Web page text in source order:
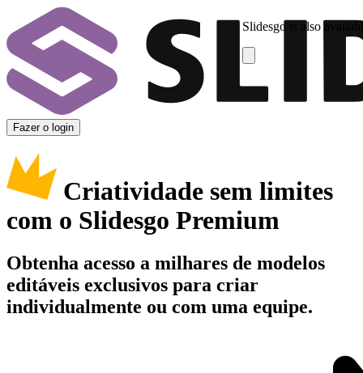
Slidesgo is also
Fazer o login
Criatividade sem limites
com o Slidesgo Premium
Obtenha acesso a milhares de modelos
editáveis exclusivos para criar
individualmente ou com uma equipe.